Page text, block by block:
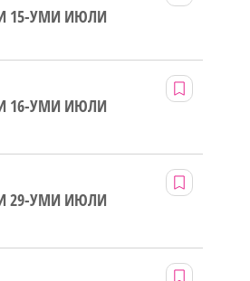
15-УМИ ИЮЛИ
16-УМИ ИЮЛИ
29-УМИ ИЮЛИ